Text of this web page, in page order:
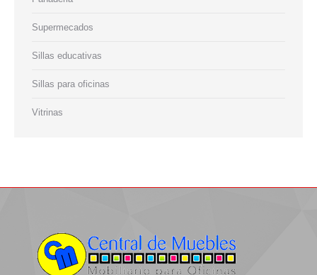
Supermecados
Sillas educativas
Sillas para oficinas
Vitrinas